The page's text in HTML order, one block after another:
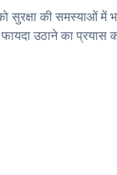
की समस्याओं में
उठाने का